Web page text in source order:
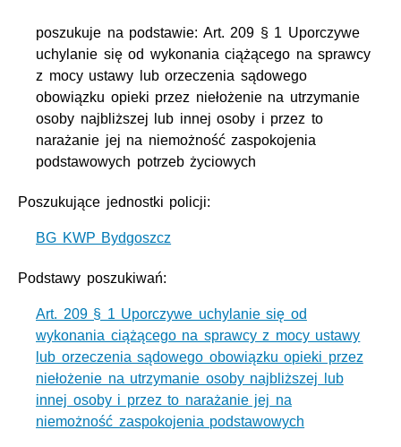
poszukuje na podstawie: Art. 209 § 1 Uporczywe
uchylanie się od wykonania ciążącego na sprawcy
z mocy ustawy lub orzeczenia sądowego
obowiązku opieki przez niełożenie na utrzymanie
osoby najbliższej lub innej osoby i przez to
narażanie jej na niemożność zaspokojenia
podstawowych potrzeb życiowych
Poszukujące jednostki policji:
BG KWP Bydgoszcz
Podstawy poszukiwań:
Art. 209 § 1 Uporczywe uchylanie się od
wykonania ciążącego na sprawcy z mocy ustawy
lub orzeczenia sądowego obowiązku opieki przez
niełożenie na utrzymanie osoby najbliższej lub
innej osoby i przez to narażanie jej na
niemożność zaspokojenia podstawowych